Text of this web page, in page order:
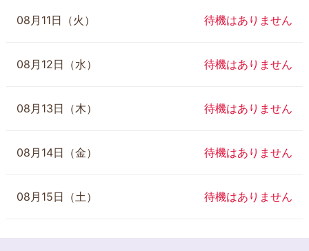
08月11日（火） 待機はありません
08月12日（水） 待機はありません
08月13日（木） 待機はありません
08月14日（金） 待機はありません
08月15日（土） 待機はありません